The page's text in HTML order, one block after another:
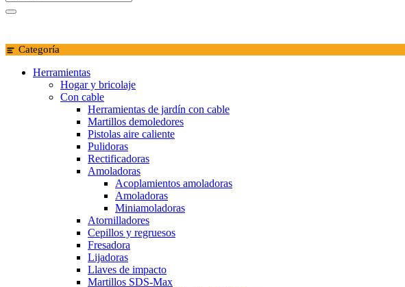
Categoría
Herramientas
Hogar y bricolaje
Con cable
Herramientas de jardín con cable
Martillos demoledores
Pistolas aire caliente
Pulidoras
Rectificadoras
Amoladoras
Acoplamientos amoladoras
Amoladoras
Miniamoladoras
Atornilladores
Cepillos y regruesos
Fresadora
Lijadoras
Llaves de impacto
Martillos SDS-Max